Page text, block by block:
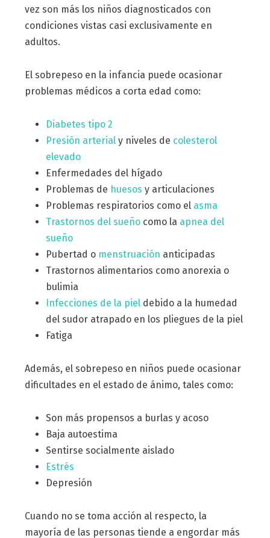
vez son más los niños diagnosticados con
condiciones vistas casi exclusivamente en
adultos.
El sobrepeso en la infancia puede ocasionar
problemas médicos a corta edad como:
Diabetes tipo 2
Presión arterialy niveles de colesterol
elevado
Enfermedades del hígado
Problemas de huesos y articulaciones
Problemas respiratorios como elasma
Trastornos del sueñocomo la apnea del
sueño
Pubertad o menstruación anticipadas
Trastornos alimentarios como anorexia o
bulimia
Infecciones de la pieldebido a la humedad
del sudor atrapado en los pliegues de la piel
Fatiga
Además, el sobrepeso en niños puede ocasionar
dificultades en el estado de ánimo, tales como:
Son más propensos a burlas y acoso
Baja autoestima
Sentirse socialmente aislado
Estrés
Depresión
Cuando no se toma acción al respecto, la
mayoría de las personas tiende a engordar más